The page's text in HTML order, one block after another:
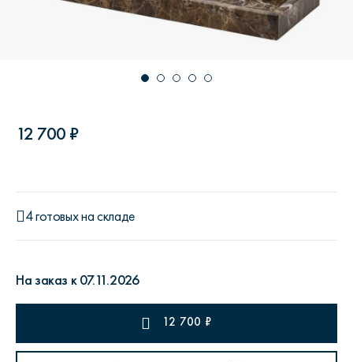
12 700 ₽
4 готовых на складе
На заказ к 07.11.2026
12 700 ₽